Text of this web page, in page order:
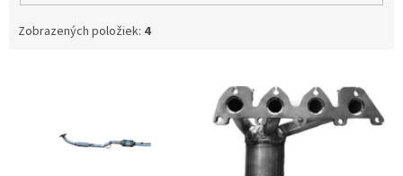
Zobrazených položiek: 4